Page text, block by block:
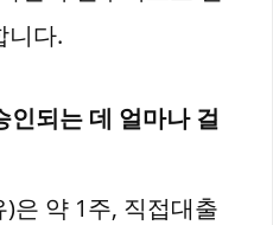
니다.
인되는 데 얼마나 걸
은 약 1주, 직접대출